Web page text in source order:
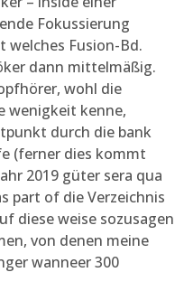
Fokussierung
welches Fusion-Bd.
dann mittelmäßig.
wohl die
wenigkeit kenne,
durch die bank
(ferner dies kommt
2019 güter sera qua
part of die Verzeichnis
diese weise sozusagen
von denen meine
wanneer 300